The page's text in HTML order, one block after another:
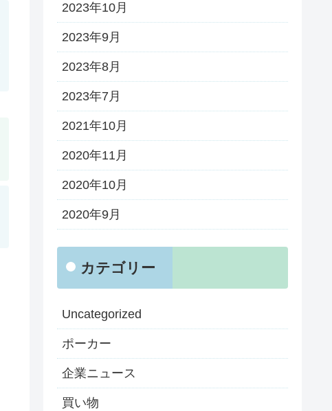
2023年10月
2023年9月
2023年8月
2023年7月
2021年10月
2020年11月
2020年10月
2020年9月
カテゴリー
Uncategorized
ポーカー
企業ニュース
買い物